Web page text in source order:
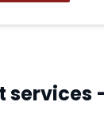
services